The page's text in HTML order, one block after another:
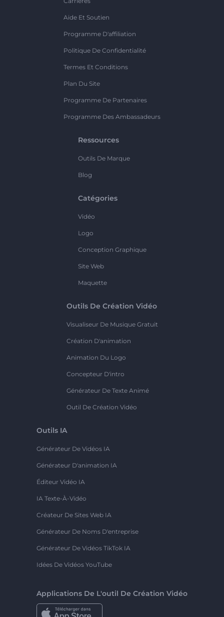
Aide Et Soutien
Programme D'affiliation
Politique De Confidentialité
Termes Et Conditions
Plan Du Site
Programme De Partenaires
Programme Des Ambassadeurs
Ressources
Outils De Marque
Blog
Catégories
Vidéo
Logo
Conception Graphique
Site Web
Maquette
Outils De Création Vidéo
Visualiseur De Musique Gratuit
Création D'animation
Animation Du Logo
Concepteur D'intro
Générateur De Texte Animé
Outil De Création Vidéo
Outils IA
Générateur De Vidéos IA
Générateur D'animation IA
Éditeur Vidéo IA
IA Texte-À-Vidéo
Créateur De Sites Web IA
Générateur De Noms D'entreprise
Générateur De Vidéos TikTok IA
Idées De Vidéos YouTube
Applications De L'outil De Création Vidéo